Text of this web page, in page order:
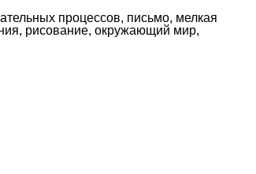
процессов, письмо, мелкая
рисование, окружающий мир,